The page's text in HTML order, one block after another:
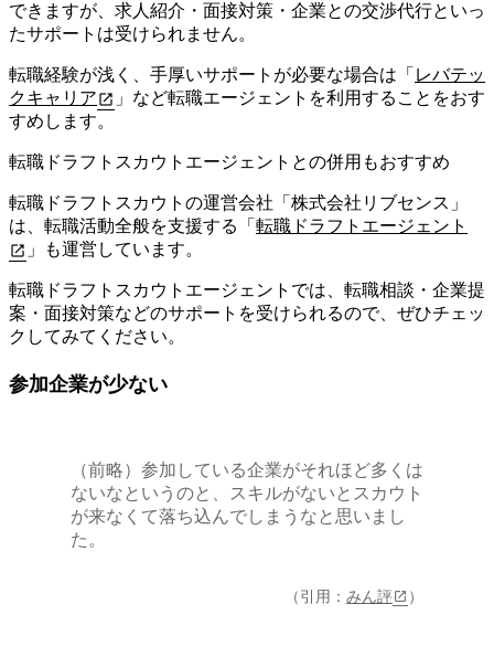
できますが、 求人紹介・面接対策・企業との交渉代行といっ
たサポートは受けられません。
転職経験が浅く、手厚いサポートが必要な場合は「 レバテッ
クキャリア
」など転職エージェントを利用することをおす
すめします。
転職ドラフトスカウトエージェントとの併用もおすすめ
転職ドラフトスカウトの運営会社「株式会社リブセンス」
は、転職活動全般を支援する「 転職ドラフトエージェント
」も運営しています。
転職ドラフトスカウトエージェントでは、転職相談・企業提
案・面接対策などのサポートを受けられるので、ぜひチェッ
クしてみてください。
参加企業が少ない
（前略）参加している企業がそれほど多くは
ないなというのと、スキルがないとスカウト
が来なくて落ち込んでしまうなと思いまし
た。
（引用： みん評 ）